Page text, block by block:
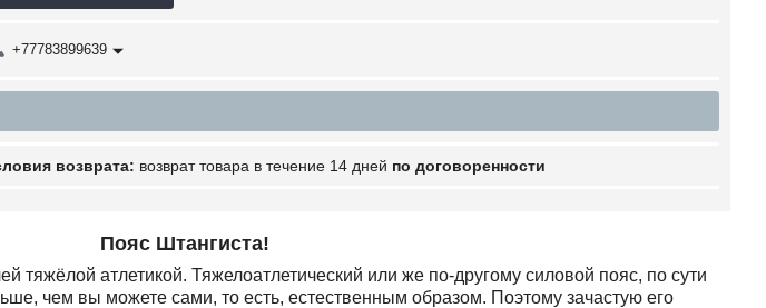
+77783899639
возврат товара в течение 14 дней по договоренности
Пояс Штангиста!
тяжёлой атлетикой. Тяжелоатлетический или же по-другому силовой пояс, по сути
чем вы можете сами, то есть, естественным образом. Поэтому зачастую его